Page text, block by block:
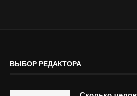
ВЫБОР РЕДАКТОРА